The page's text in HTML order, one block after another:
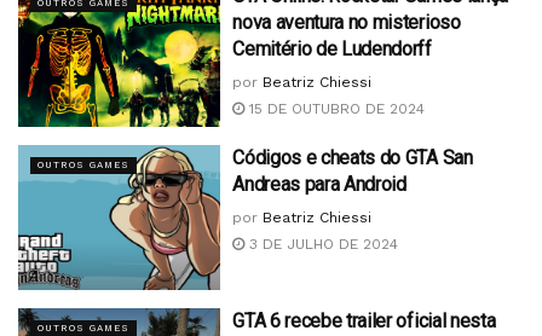
OUTROS GAMES
nova aventura no misterioso
Cemitério de Ludendorff
por Beatriz Chiessi
15 DE OUTUBRO DE 2024
OUTROS GAMES
Códigos e cheats do GTA San
Andreas para Android
por Beatriz Chiessi
3 DE JULHO DE 2024
OUTROS GAMES
GTA 6 recebe trailer oficial nesta